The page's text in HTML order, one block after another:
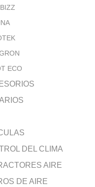
ECO
DEL CLIMA
AIRE
DE AIRE